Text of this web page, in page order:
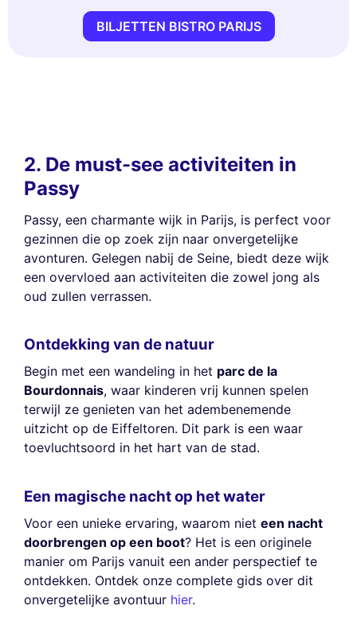
BILJETTEN BISTRO PARIJS
2. De must-see activiteiten in
Passy
Passy, een charmante wijk in Parijs, is perfect voor
gezinnen die op zoek zijn naar onvergetelijke
avonturen. Gelegen nabij de Seine, biedt deze wijk
een overvloed aan activiteiten die zowel jong als
oud zullen verrassen.
Ontdekking van de natuur
Begin met een wandeling in het parc de la
Bourdonnais, waar kinderen vrij kunnen spelen
terwijl ze genieten van het adembenemende
uitzicht op de Eiffeltoren. Dit park is een waar
toevluchtsoord in het hart van de stad.
Een magische nacht op het water
Voor een unieke ervaring, waarom niet een nacht
doorbrengen op een boot? Het is een originele
manier om Parijs vanuit een ander perspectief te
ontdekken. Ontdek onze complete gids over dit
onvergetelijke avontuur hier.